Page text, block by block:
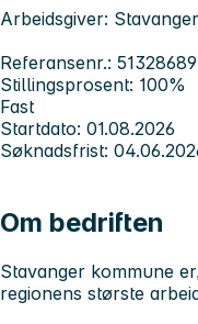
Arbeidsgiver:
Referansenr.:
Stillingsprosent: 100%
Fast
Startdato: 01.08.2026
Søknadsfrist:
Om bedriften
Stavanger kommune
regionens største